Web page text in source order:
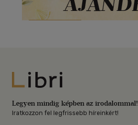
Libri
Legyen mindig képben az irodalommal!
Iratkozzon fel legfrissebb híreinkért!